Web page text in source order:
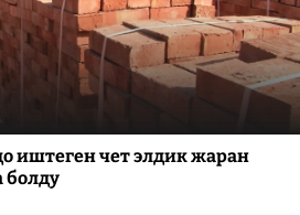
иштеген чет элдик жаран
болду